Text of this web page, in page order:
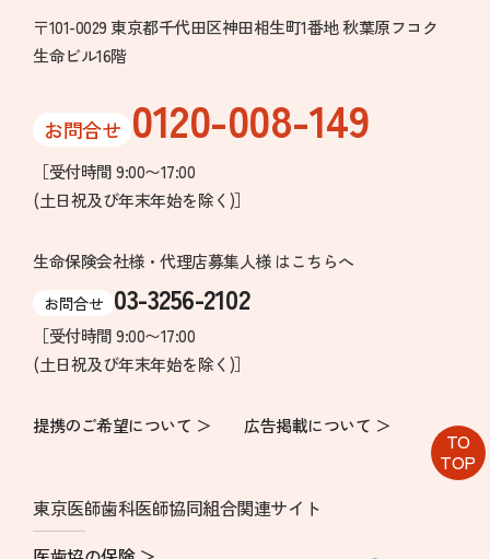
TO
TOP
〒101-0029 東京都千代田区神田相生町1番地 秋葉原フコク
生命ビル16階
お問合せ 0120-008-149
［受付時間 9:00〜17:00
(土日祝及び年末年始を除く)］
生命保険会社様・代理店募集人様 はこちらへ
お問合せ 03-3256-2102
［受付時間 9:00〜17:00
(土日祝及び年末年始を除く)］
提携のご希望について ＞ 広告掲載について ＞
東京医師歯科医師協同組合関連サイト